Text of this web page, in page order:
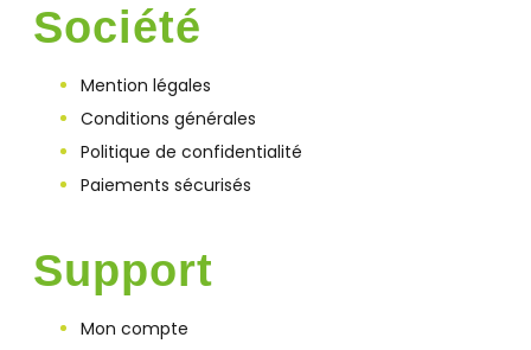
Société
Mention légales
Conditions générales
Politique de confidentialité
Paiements sécurisés
Support
Mon compte